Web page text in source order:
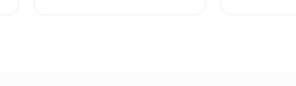
lagerbygninger og andre
belysning i